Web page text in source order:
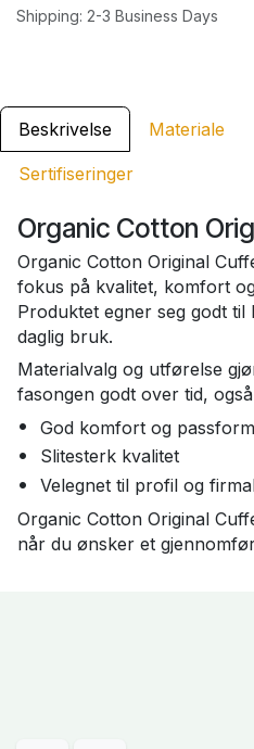
Shipping: 2-3 Business Days
Beskrivelse Materiale
Sertifiseringer
Organic Cotton
Organic Cotton Original
fokus på kvalitet, komfort
Produktet egner seg godt
daglig bruk.
Materialvalg og utførelse
fasongen godt over tid,
God komfort og passform
Slitesterk kvalitet
Velegnet til profil og
Organic Cotton Original
når du ønsker et